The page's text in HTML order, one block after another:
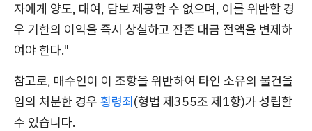
자에게 양도, 대여, 담보 제공할 수 없으며, 이를 위반할 경
우 기한의 이익을 즉시 상실하고 잔존 대금 전액을 변제하
여야 한다."
참고로, 매수인이 이 조항을 위반하여 타인 소유의 물건을
임의 처분한 경우 횡령죄(형법 제355조 제1항)가 성립할
수 있습니다.